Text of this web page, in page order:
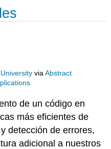
viaAbstract
de un código en
más eficientes de
detección de errores,
adicional a nuestros